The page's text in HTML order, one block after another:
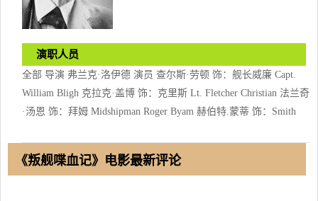
演职人员
全部 导演 弗兰克·洛伊德 演员 查尔斯·劳顿 饰：舰长威廉 Capt.
William Bligh 克拉克·盖博 饰：克里斯 Lt. Fletcher Christian 法兰奇
·汤恩 饰：拜姆 Midshipman Roger Byam 赫伯特.蒙蒂 饰：Smith
《叛舰喋血记》电影最新评论